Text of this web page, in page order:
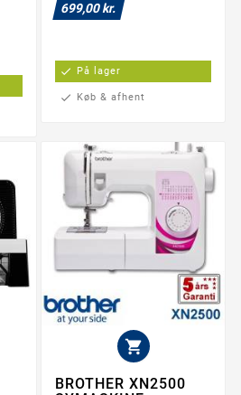
699,00 kr.
check På lager
check Køb & afhent

BROTHER XN2500